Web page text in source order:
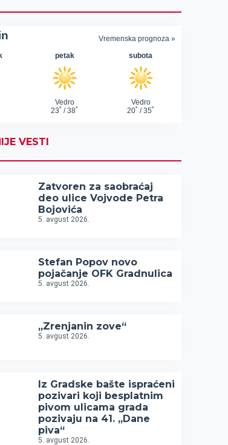
VESTI
Zatvoren za saobraćaj
deo ulice Vojvode Petra
Bojovića
5. avgust 2026.
Stefan Popov novo
pojačanje OFK Gradnulica
5. avgust 2026.
„Zrenjanin zove“
5. avgust 2026.
Iz Gradske bašte ispraćeni
pozivari koji besplatnim
pivom ulicama grada
pozivaju na 41. „Dane
piva“
5. avgust 2026.